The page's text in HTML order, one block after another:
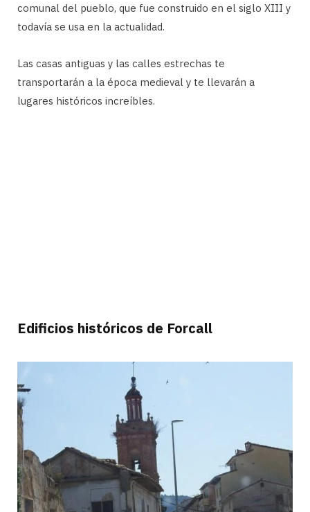
comunal del pueblo, que fue construido en el siglo XIII y
todavía se usa en la actualidad.
Las casas antiguas y las calles estrechas te
transportarán a la época medieval y te llevarán a
lugares históricos increíbles.
Edificios históricos de Forcall